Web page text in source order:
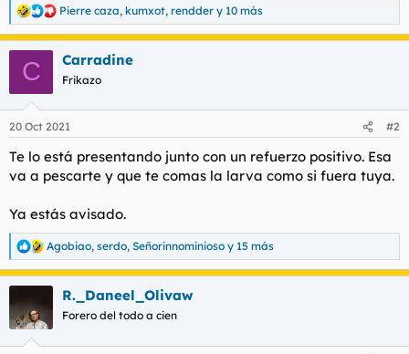
R
e
a
e
:
Pierre caza, kumxot, rendder y 10 más
C Carradine
Frikazo
20 Oct 2021 #2
Te lo está presentando junto con un refuerzo positivo. Esa
va a pescarte y que te comas la larva como si fuera tuya.
Ya estás avisado.
R
e
a
c
i
Agobiao, serdo, Señorinnominioso y 15 más
R._Daneel_Olivaw
Forero del todo a cien